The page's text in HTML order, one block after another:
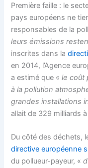
Première faille : le
pays européens ne
responsables de la
leurs émissions
inscrites dans la
en 2014, l’Agence
a estimé que «le coût
à la pollution
grandes installations
allait de 329 milliards
Du côté des déchets,
directive européenne
du pollueur-payeur, «